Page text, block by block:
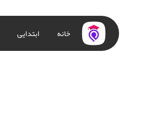
خانه ابتدایی